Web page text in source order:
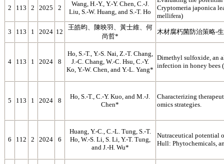
2 113 2 2025 2
Wang, H.-Y., Y.-Y. Chen, C.-J.
Liu, S.-W. Huang, and S.-T. Ho
Cryptomeria japonica
mellifera)
3 113 1 2024 12
王皓昀、陳映羽、黃士維、何
尚哲*
木材腐朽菌防治策略-
4 113 1 2024 8
Ho, S.-T., Y.-S. Nai, Z.-T. Chang,
J.-C. Chang, W.-C. Hsu, C.-Y.
Ko, Y.-W. Chen, and Y.-L. Yang*
Dimethyl sulfoxide, an
infection in honey bees
5 113 1 2024 8
Ho, S.-T., C.-Y. Kuo, and M.-J.
Chen*
Characterizing
omics strategies.
6 112 2 2024 6
Huang, Y.-C., C.-L. Tung, S.-T.
Ho, W.-S. Li, S. Li, Y.-T. Tung,
and J.-H. Wu*
Nutraceutical potential
Hull: Phytochemicals,